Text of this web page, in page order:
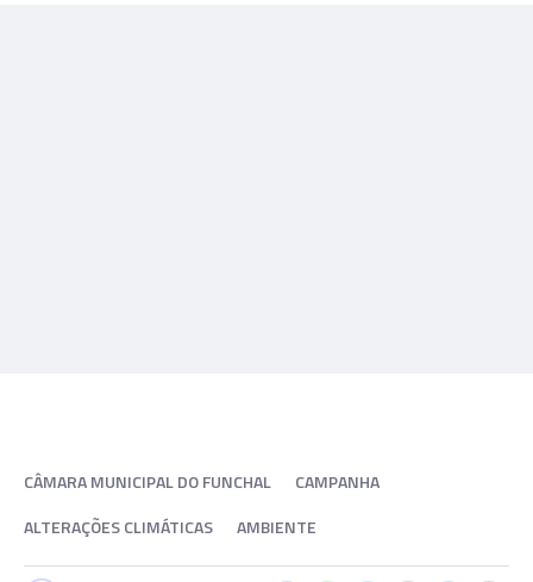
CÂMARA MUNICIPAL DO FUNCHAL
CAMPANHA
ALTERAÇÕES CLIMÁTICAS
AMBIENTE